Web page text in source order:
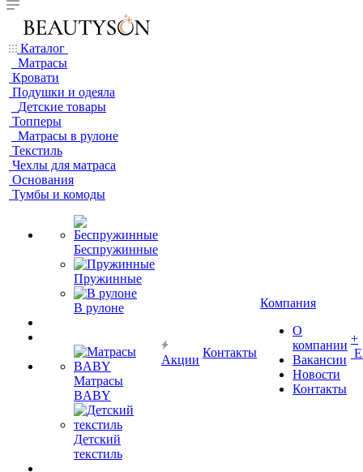
Каталог
Матрасы
Кровати
Подушки и одеяла
Детские товары
Топперы
Матрасы в рулоне
Текстиль
Чехлы для матраса
Основания
Тумбы и комоды
Беспружинные
Пружинные
В рулоне
Матрасы
BABY
Детский
текстиль
Акции
Контакты
Компания
О
компании
Вакансии
Новости
Контакты
+